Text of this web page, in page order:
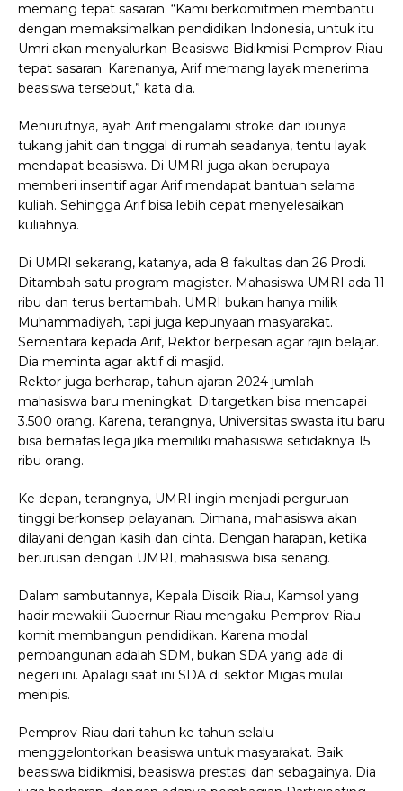
memang tepat sasaran. “Kami berkomitmen membantu
dengan memaksimalkan pendidikan Indonesia, untuk itu
Umri akan menyalurkan Beasiswa Bidikmisi Pemprov Riau
tepat sasaran. Karenanya, Arif memang layak menerima
beasiswa tersebut,” kata dia.
Menurutnya, ayah Arif mengalami stroke dan ibunya
tukang jahit dan tinggal di rumah seadanya, tentu layak
mendapat beasiswa. Di UMRI juga akan berupaya
memberi insentif agar Arif mendapat bantuan selama
kuliah. Sehingga Arif bisa lebih cepat menyelesaikan
kuliahnya.
Di UMRI sekarang, katanya, ada 8 fakultas dan 26 Prodi.
Ditambah satu program magister. Mahasiswa UMRI ada 11
ribu dan terus bertambah. UMRI bukan hanya milik
Muhammadiyah, tapi juga kepunyaan masyarakat.
Sementara kepada Arif, Rektor berpesan agar rajin belajar.
Dia meminta agar aktif di masjid.
Rektor juga berharap, tahun ajaran 2024 jumlah
mahasiswa baru meningkat. Ditargetkan bisa mencapai
3.500 orang. Karena, terangnya, Universitas swasta itu baru
bisa bernafas lega jika memiliki mahasiswa setidaknya 15
ribu orang.
Ke depan, terangnya, UMRI ingin menjadi perguruan
tinggi berkonsep pelayanan. Dimana, mahasiswa akan
dilayani dengan kasih dan cinta. Dengan harapan, ketika
berurusan dengan UMRI, mahasiswa bisa senang.
Dalam sambutannya, Kepala Disdik Riau, Kamsol yang
hadir mewakili Gubernur Riau mengaku Pemprov Riau
komit membangun pendidikan. Karena modal
pembangunan adalah SDM, bukan SDA yang ada di
negeri ini. Apalagi saat ini SDA di sektor Migas mulai
menipis.
Pemprov Riau dari tahun ke tahun selalu
menggelontorkan beasiswa untuk masyarakat. Baik
beasiswa bidikmisi, beasiswa prestasi dan sebagainya. Dia